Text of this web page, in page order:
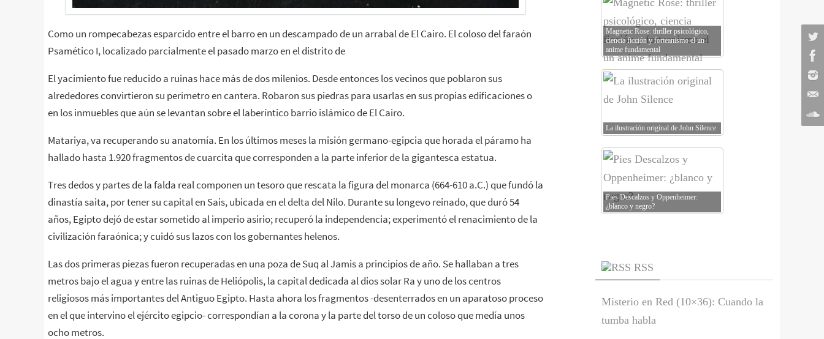
Como un rompecabezas esparcido entre el barro en un descampado de un arrabal de El Cairo. El coloso del faraón
Psamético I, localizado parcialmente el pasado marzo en el distrito de
El yacimiento fue reducido a ruinas hace más de dos milenios. Desde entonces los vecinos que poblaron sus
alrededores convirtieron su perímetro en cantera. Robaron sus piedras para usarlas en sus propias edificaciones o
en los inmuebles que aún se levantan sobre el laberíntico barrio islámico de El Cairo.
Matariya, va recuperando su anatomía. En los últimos meses la misión germano-egipcia que horada el páramo ha
hallado hasta 1.920 fragmentos de cuarcita que corresponden a la parte inferior de la gigantesca estatua.
Tres dedos y partes de la falda real componen un tesoro que rescata la figura del monarca (664-610 a.C.) que fundó la
dinastía saita, por tener su capital en Sais, ubicada en el delta del Nilo. Durante su longevo reinado, que duró 54
años, Egipto dejó de estar sometido al imperio asirio; recuperó la independencia; experimentó el renacimiento de la
civilización faraónica; y cuidó sus lazos con los gobernantes helenos.
Las dos primeras piezas fueron recuperadas en una poza de Suq al Jamis a principios de año. Se hallaban a tres
metros bajo el agua y entre las ruinas de Heliópolis, la capital dedicada al dios solar Ra y uno de los centros
religiosos más importantes del Antiguo Egipto. Hasta ahora los fragmentos -desenterrados en un aparatoso proceso
en el que intervino el ejército egipcio- correspondían a la corona y la parte del torso de un coloso que medía unos
ocho metros.
Magnetic Rose: thriller psicológico,
ciencia ficción y forteanismo el un
anime fundamental
La ilustración original de John Silence
Pies Descalzos y Oppenheimer:
¿blanco y negro?
RSS
Misterio en Red (10×36): Cuando la
tumba habla